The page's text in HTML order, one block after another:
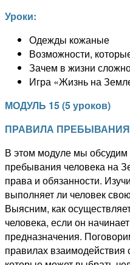
Уроки:
Одежды кожаные
Возможности,
Зачем в жизни
Игра «Жизнь на
МОДУЛЬ 15(5 уроков)
ПРАВИЛА
В этом модуле мы
пребывания человека на
права и обязанности.
выполняет ли человек
Выясним, как
человека, если он
предназначения.
правилах